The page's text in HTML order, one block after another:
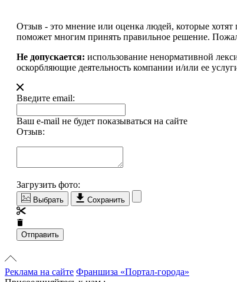
Отзыв - это мнение или оценка людей, которые хотят
поможет многим принять правильное решение.
Не допускается: использование ненормативной
оскорбляющие деятельность компании и/или ее
Введите email:
Ваш e-mail не будет показываться на сайте
Отзыв:
Загрузить фото:
Выбрать Сохранить
Отправить
Реклама на сайте Франшиза «Портал-города»